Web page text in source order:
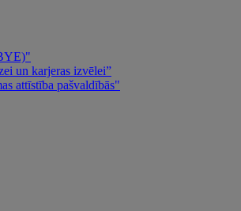
un karjeras izvēlei”
attīstība pašvaldībās"